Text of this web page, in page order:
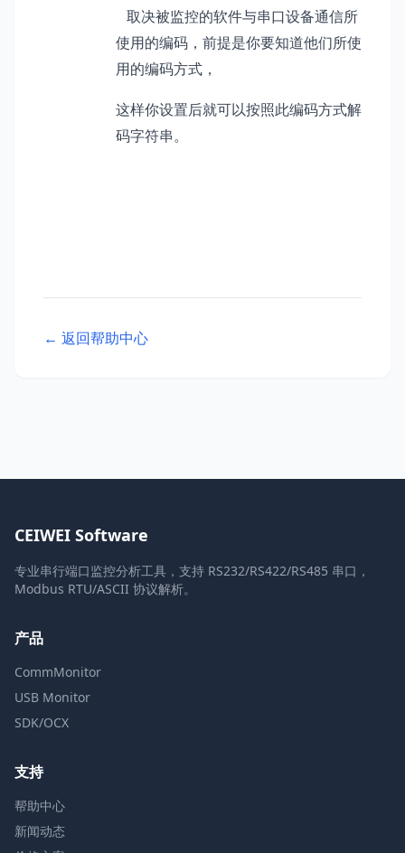
取决被监控的软件与串口设备通信所
使用的编码，前提是你要知道他们所使
用的编码方式，
这样你设置后就可以按照此编码方式解
码字符串。
← 返回帮助中心
CEIWEI Software
专业串行端口监控分析工具，支持 RS232/RS422/RS485 串口，
Modbus RTU/ASCII 协议解析。
产品
CommMonitor
USB Monitor
SDK/OCX
支持
帮助中心
新闻动态